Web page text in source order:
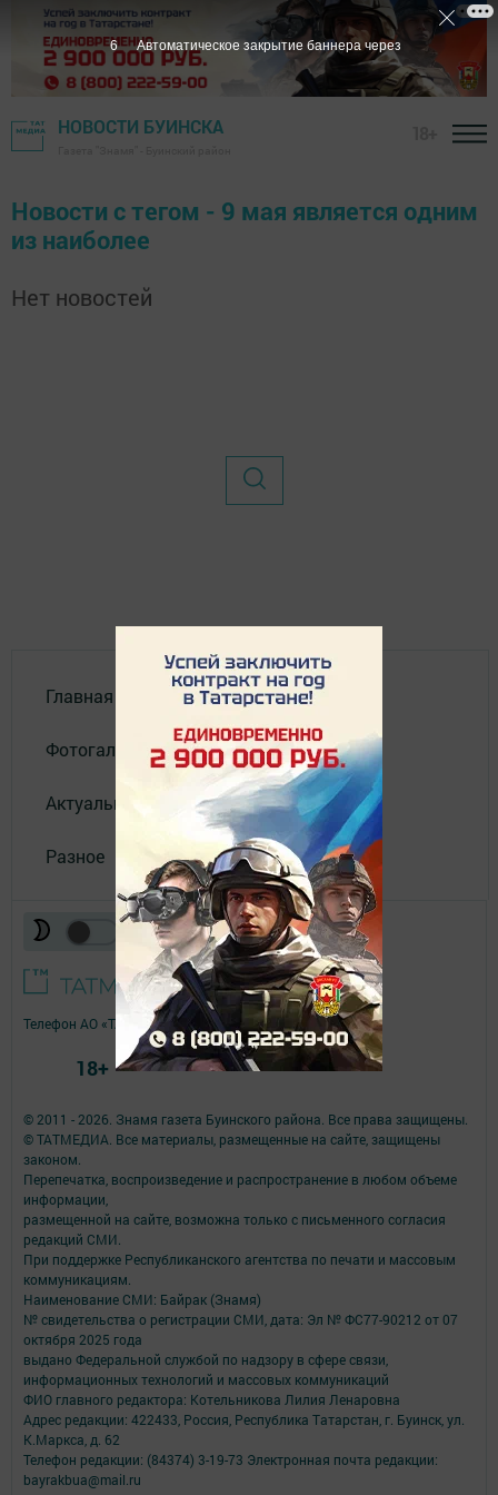
НОВОСТИ БУИНСКА
Новости с тегом - 9 мая является одним
из наиболее
Нет новостей
Главная
Фотогалереи
Актуальное видео
Разное
© 2011 - 2026. Знамя газета Буинского района. Все права защищены.
© ТАТМЕДИА. Все материалы, размещенные на сайте, защищены
законом.
Перепечатка, воспроизведение и распространение в любом объеме
информации,
размещенной на сайте, возможна только с письменного согласия
редакций СМИ.
При поддержке Республиканского агентства по печати и массовым
коммуникациям.
Наименование СМИ: Байрак (Знамя)
№ свидетельства о регистрации СМИ, дата: Эл № ФС77-90212 от 07
октября 2025 года
выдано Федеральной службой по надзору в сфере связи,
информационных технологий и массовых коммуникаций
ФИО главного редактора: Котельникова Лилия Ленаровна
Адрес редакции: 422433, Россия, Республика Татарстан, г. Буинск, ул.
К.Маркса, д. 62
Телефон редакции: (84374) 3-19-73 Электронная почта редакции:
bayrakbua@mail.ru
Телефон АО «ТАТМЕДИА»: (843) 222 09 84
18+
6 Автоматическое закрытие баннера через